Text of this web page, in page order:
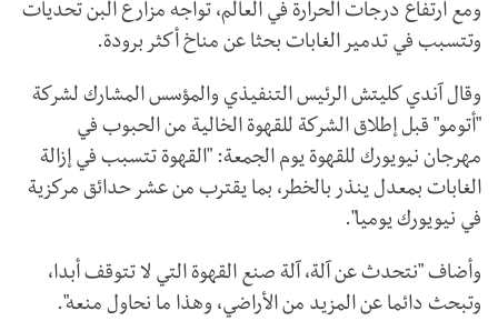
ومع ارتفاع درجات الحرارة في العالم، تواجه مزارع البن تحديات
وتتسبب في تدمير الغابات بحثا عن مناخ أكثر برودة.
وقال آندي كليتش الرئيس التنفيذي والمؤسس المشارك لشركة
"أتومو" قبل إطلاق الشركة للقهوة الخالية من الحبوب في
مهرجان نيويورك للقهوة يوم الجمعة: "القهوة تتسبب في إزالة
الغابات بمعدل ينذر بالخطر، بما يقترب من عشر حدائق مركزية
في نيويورك يوميا".
وأضاف "نتحدث عن آلة، آلة صنع القهوة التي لا تتوقف أبدا،
وتبحث دائما عن المزيد من الأراضي، وهذا ما نحاول منعه".